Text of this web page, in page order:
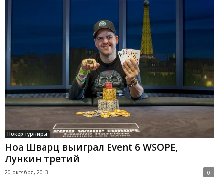
Покер турниры
Ноа Шварц выиграл Event 6 WSOPE,
Лункин третий
20 октября, 2013 0